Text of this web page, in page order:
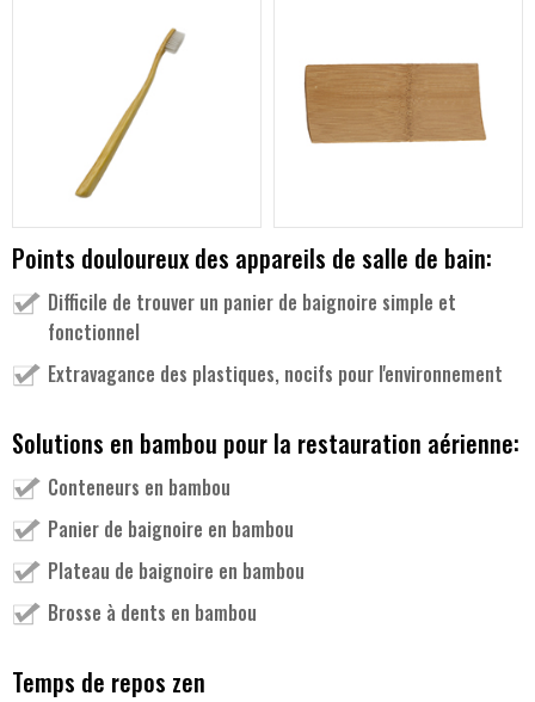
Points douloureux des appareils de salle de bain:
Difficile de trouver un panier de baignoire simple et
fonctionnel
Extravagance des plastiques, nocifs pour l'environnement
Solutions en bambou pour la restauration aérienne:
Conteneurs en bambou
Panier de baignoire en bambou
Plateau de baignoire en bambou
Brosse à dents en bambou
Temps de repos zen